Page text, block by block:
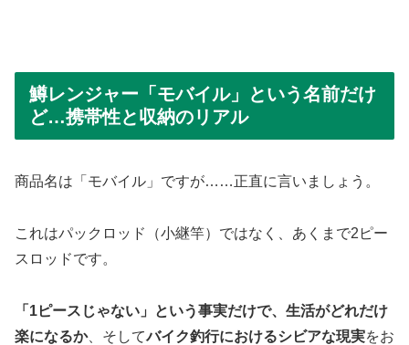
鱒レンジャー「モバイル」という名前だけ
ど…携帯性と収納のリアル
商品名は「モバイル」ですが……正直に言いましょう。
これはパックロッド（小継竿）ではなく、あくまで2ピー
スロッドです。
「1ピースじゃない」という事実だけで、生活がどれだけ
楽になるか、そしてバイク釣行におけるシビアな現実をお